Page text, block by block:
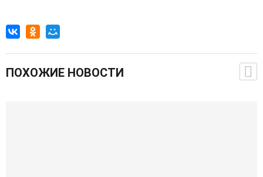
ПОХОЖИЕ НОВОСТИ